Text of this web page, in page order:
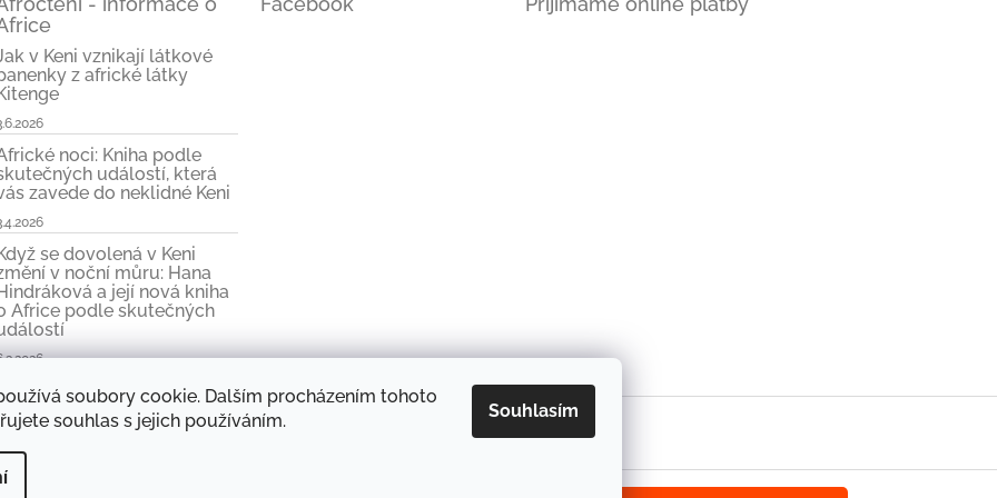
soubory cookie. Dalším procházením tohoto
souhlas s jejich používáním.
Souhlasím
v Keni vznikají látkové
z africké látky
noci: Kniha podle
událostí, která
zavede do neklidné Keni
se dovolená v Keni
v noční můru: Hana
a její nová kniha
Africe podle skutečných
Hindrákové Vše kolem Afriky Objevte kouzlo afrických látek